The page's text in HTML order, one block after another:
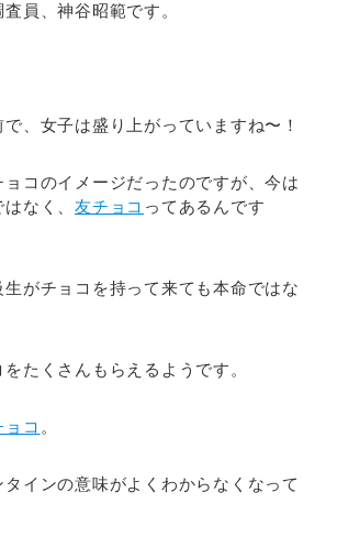
員、神谷昭範です。
、女子は盛り上がっていますね〜！
コのイメージだったのですが、今は
なく、 友チョコ ってあるんです
がチョコを持って来ても本命ではな
たくさんもらえるようです。
ョコ 。
インの意味がよくわからなくなって